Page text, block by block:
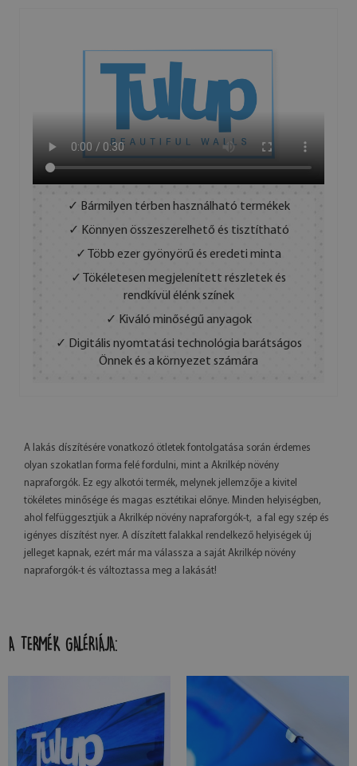
✓ Bármilyen térben használható termékek
✓ Könnyen összeszerelhető és tisztítható
✓ Több ezer gyönyörű és eredeti minta
✓ Tökéletesen megjelenített részletek és
rendkívül élénk színek
✓ Kiváló minőségű anyagok
✓ Digitális nyomtatási technológia barátságos
Önnek és a környezet számára
A lakás díszítésére vonatkozó ötletek fontolgatása során érdemes
olyan szokatlan forma felé fordulni, mint a Akrilkép növény
napraforgók. Ez egy alkotói termék, melynek jellemzője a kivitel
tökéletes minősége és magas esztétikai előnye. Minden helyiségben,
ahol felfüggesztjük a Akrilkép növény napraforgók-t, a fal egy szép és
igényes díszítést nyer. A díszített falakkal rendelkező helyiségek új
jelleget kapnak, ezért már ma válassza a saját Akrilkép növény
napraforgók-t és változtassa meg a lakását!
A TERMÉK GALÉRIÁJA: